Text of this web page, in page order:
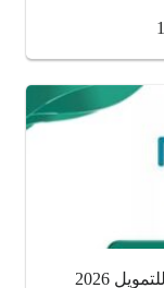
2026